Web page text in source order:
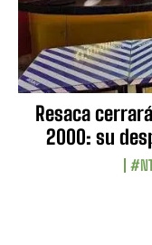
Resaca
2000: su